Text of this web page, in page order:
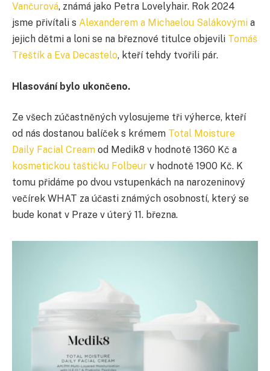
Vančurová, známá jako Petra Lovelyhair. Rok 2024
jsme přivítali s Alexanderem a Michaelou Salákovými a
jejich dětmi a loni se na březnové titulce objevili Tomáš
Třeštík a Eva Decastelo, kteří tehdy tvořili pár.
Hlasování bylo ukončeno.
Ze všech zúčastněných vylosujeme tři výherce, kteří
od nás dostanou balíček s krémem Total Moisture
Daily Facial Cream od Medik8 v hodnotě 1360 Kč a
kosmetickou taštičku Folbeur v hodnotě 1900 Kč. K
tomu přidáme po dvou vstupenkách na narozeninový
večírek WHAT za účasti známých osobností, který se
bude konat v Praze v úterý 11. března.